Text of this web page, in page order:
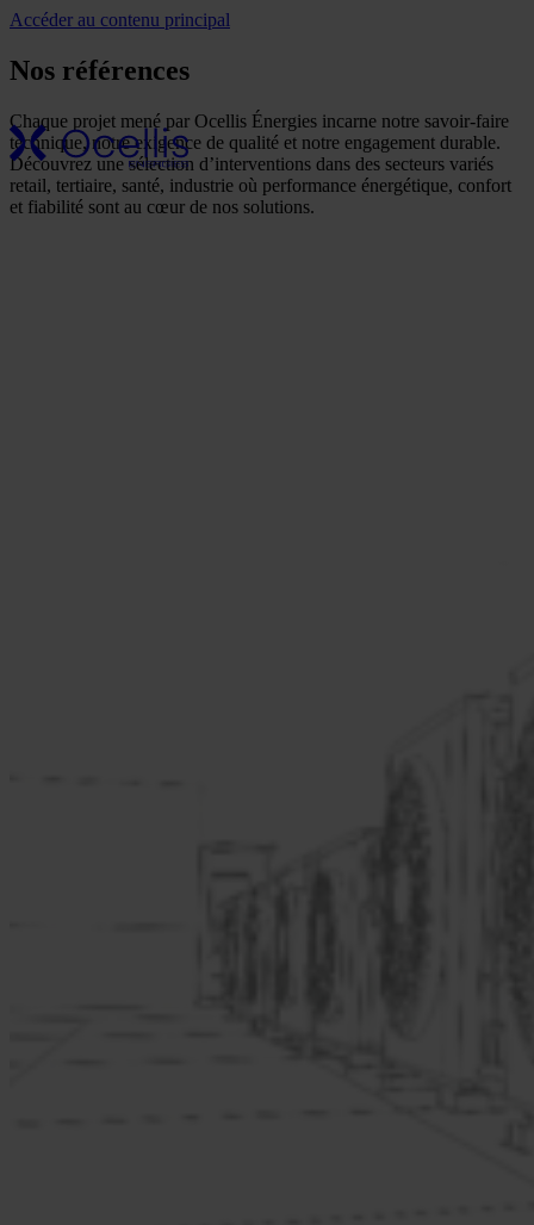
Accéder au contenu principal
d'activité
entreprise
Une présence
nationale
Nos références
Nos références
Chaque projet mené par Ocellis Énergies incarne notre savoir-faire
technique, notre exigence de qualité et notre engagement durable.
Découvrez une sélection d’interventions dans des secteurs variés
retail, tertiaire, santé, industrie où performance énergétique, confort
et fiabilité sont au cœur de nos solutions.